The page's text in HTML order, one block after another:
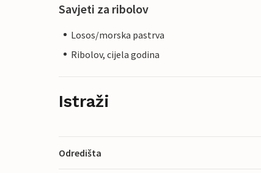
Savjeti za ribolov
Losos/morska pastrva
Ribolov, cijela godina
Istraži
Odredišta